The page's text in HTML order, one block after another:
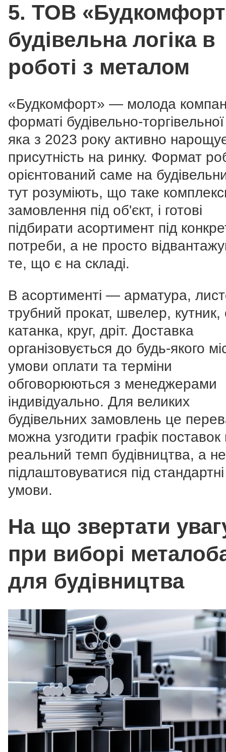
5. ТОВ
будівельна логіка в
роботі з металом
«Будкомфорт» — молода
форматі будівельно-
яка з 2023 року активно
присутність на ринку. Формат
орієнтований саме на
тут розуміють, що таке
замовлення під об'єкт, і готові
підбирати асортимент під
потреби, а не просто
те, що є на складі.
В асортименті — арматура,
трубний прокат, швелер, кутник,
катанка, круг, дріт. Доставка
організовується до будь-якого
умови оплати та терміни
обговорюються з менеджерами
індивідуально. Для великих
будівельних замовлень це
можна узгодити графік поставок
реальний темп будівництва, а не
підлаштовуватися під стандартні
умови.
На що звертати
при виборі
для будівництва